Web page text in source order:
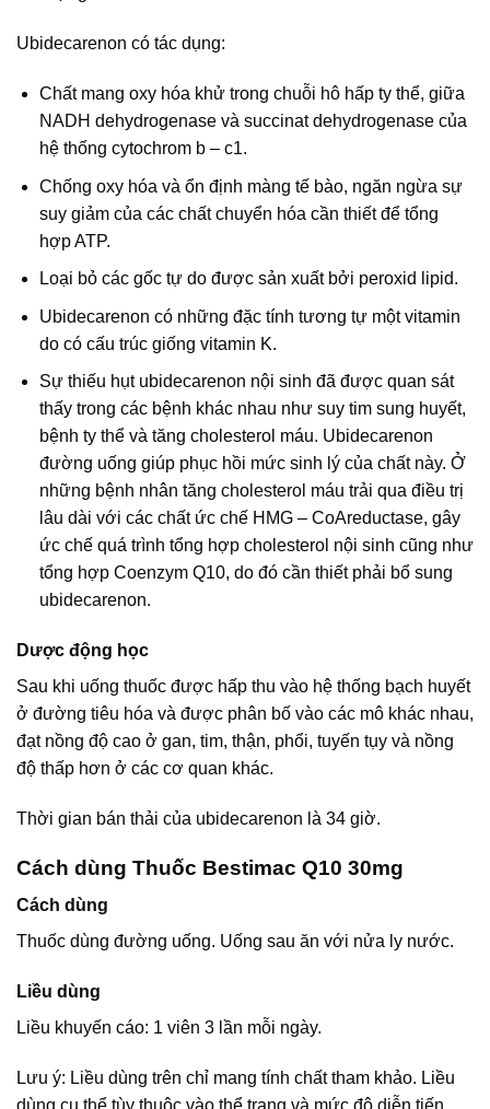
Ubidecarenon có tác dụng:
Chất mang oxy hóa khử trong chuỗi hô hấp ty thể, giữa
NADH dehydrogenase và succinat dehydrogenase của
hệ thống cytochrom b – c1.
Chống oxy hóa và ổn định màng tế bào, ngăn ngừa sự
suy giảm của các chất chuyển hóa cần thiết để tổng
hợp ATP.
Loại bỏ các gốc tự do được sản xuất bởi peroxid lipid.
Ubidecarenon có những đặc tính tương tự một vitamin
do có cấu trúc giống vitamin K.
Sự thiếu hụt ubidecarenon nội sinh đã được quan sát
thấy trong các bệnh khác nhau như suy tim sung huyết,
bệnh ty thể và tăng cholesterol máu. Ubidecarenon
đường uống giúp phục hồi mức sinh lý của chất này. Ở
những bệnh nhân tăng cholesterol máu trải qua điều trị
lâu dài với các chất ức chế HMG – CoAreductase, gây
ức chế quá trình tổng hợp cholesterol nội sinh cũng như
tổng hợp Coenzym Q10, do đó cần thiết phải bổ sung
ubidecarenon.
Dược động học
Sau khi uống thuốc được hấp thu vào hệ thống bạch huyết
ở đường tiêu hóa và được phân bố vào các mô khác nhau,
đạt nồng độ cao ở gan, tim, thận, phổi, tuyến tụy và nồng
độ thấp hơn ở các cơ quan khác.
Thời gian bán thải của ubidecarenon là 34 giờ.
Cách dùng Thuốc Bestimac Q10 30mg
Cách dùng
Thuốc dùng đường uống. Uống sau ăn với nửa ly nước.
Liều dùng
Liều khuyến cáo: 1 viên 3 lần mỗi ngày.
Lưu ý: Liều dùng trên chỉ mang tính chất tham khảo. Liều
dùng cụ thể tùy thuộc vào thể trạng và mức độ diễn tiến